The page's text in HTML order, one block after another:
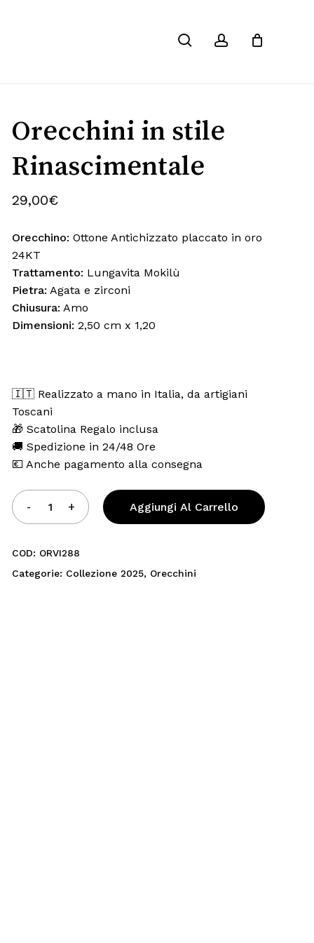
search account
Orecchini in stile
Rinascimentale
29,00€
Orecchino: Ottone Antichizzato placcato in oro
24KT
Trattamento: Lungavita Mokilù
Pietra: Agata e zirconi
Chiusura: Amo
Dimensioni: 2,50 cm x 1,20
🇮🇹 Realizzato a mano in Italia, da artigiani
Toscani
🎁 Scatolina Regalo inclusa
🚚 Spedizione in 24/48 Ore
💶 Anche pagamento alla consegna
Aggiungi Al Carrello
COD: ORVI288
Categorie: Collezione 2025, Orecchini